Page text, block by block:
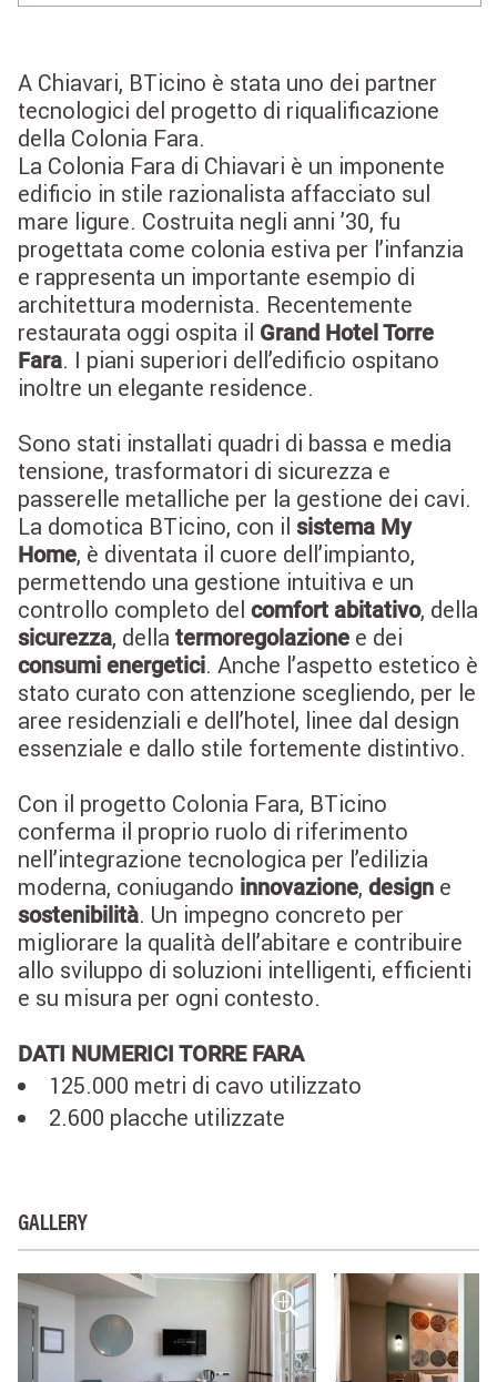
A Chiavari, BTicino è stata uno dei partner
tecnologici del progetto di riqualificazione
della Colonia Fara.
La Colonia Fara di Chiavari è un imponente
edificio in stile razionalista affacciato sul
mare ligure. Costruita negli anni ’30, fu
progettata come colonia estiva per l’infanzia
e rappresenta un importante esempio di
architettura modernista. Recentemente
restaurata oggi ospita il Grand Hotel Torre
Fara. I piani superiori dell’edificio ospitano
inoltre un elegante residence.
Sono stati installati quadri di bassa e media
tensione, trasformatori di sicurezza e
passerelle metalliche per la gestione dei cavi.
La domotica BTicino, con il sistema My
Home, è diventata il cuore dell’impianto,
permettendo una gestione intuitiva e un
controllo completo del comfort abitativo, della
sicurezza, della termoregolazione e dei
consumi energetici. Anche l’aspetto estetico è
stato curato con attenzione scegliendo, per le
aree residenziali e dell’hotel, linee dal design
essenziale e dallo stile fortemente distintivo.
Con il progetto Colonia Fara, BTicino
conferma il proprio ruolo di riferimento
nell’integrazione tecnologica per l’edilizia
moderna, coniugando innovazione, design e
sostenibilità. Un impegno concreto per
migliorare la qualità dell’abitare e contribuire
allo sviluppo di soluzioni intelligenti, efficienti
e su misura per ogni contesto.
DATI NUMERICI TORRE FARA
125.000 metri di cavo utilizzato
2.600 placche utilizzate
GALLERY